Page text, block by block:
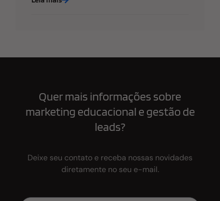
Quer mais informações sobre
marketing educacional e gestão de
leads?
Deixe seu contato e receba nossas novidades
diretamente no seu e-mail.